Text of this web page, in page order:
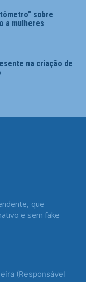
sobre
a mulheres
na criação de
que
e sem fake
(Responsável